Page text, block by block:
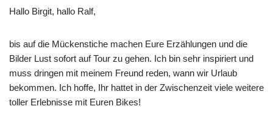
Hallo Birgit, hallo Ralf,
bis auf die Mückenstiche machen Eure Erzählungen und die
Bilder Lust sofort auf Tour zu gehen. Ich bin sehr inspiriert und
muss dringen mit meinem Freund reden, wann wir Urlaub
bekommen. Ich hoffe, Ihr hattet in der Zwischenzeit viele weitere
toller Erlebnisse mit Euren Bikes!